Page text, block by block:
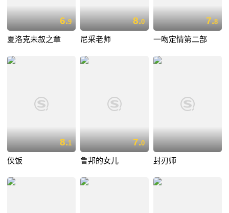
6.9
夏洛克未叙之章
8.0
尼采老师
7.8
一吻定情第二部
8.1
侠饭
7.0
鲁邦的女儿 封刃师